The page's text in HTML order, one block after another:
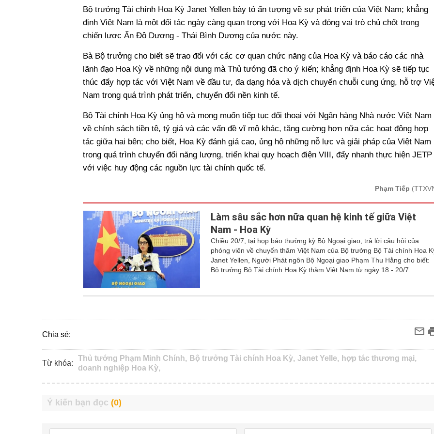
Bộ trưởng Tài chính Hoa Kỳ Janet Yellen bày tỏ ấn tượng về sự phát triển của Việt Nam; khẳng
định Việt Nam là một đối tác ngày càng quan trọng với Hoa Kỳ và đóng vai trò chủ chốt trong
chiến lược Ấn Độ Dương - Thái Bình Dương của nước này.
Bà Bộ trưởng cho biết sẽ trao đổi với các cơ quan chức năng của Hoa Kỳ và báo cáo các nhà
lãnh đạo Hoa Kỳ về những nội dung mà Thủ tướng đã cho ý kiến; khẳng định Hoa Kỳ sẽ tiếp tục
thúc đẩy hợp tác với Việt Nam về đầu tư, đa dạng hóa và dịch chuyển chuỗi cung ứng, hỗ trợ
Nam trong quá trình phát triển, chuyển đổi nền kinh tế.
Bộ Tài chính Hoa Kỳ ủng hộ và mong muốn tiếp tục đối thoại với Ngân hàng Nhà nước Việt Nam
về chính sách tiền tệ, tỷ giá và các vấn đề vĩ mô khác, tăng cường hơn nữa các hoạt động hợp
tác giữa hai bên; cho biết, Hoa Kỳ đánh giá cao, ủng hộ những nỗ lực và giải pháp của Việt Nam
trong quá trình chuyển đổi năng lượng, triển khai quy hoạch điện VIII, đẩy nhanh thực hiện JETP
với việc huy động các nguồn lực tài chính quốc tế.
Phạm Tiếp
Làm sâu sắc hơn nữa quan hệ kinh tế giữa Việt
Nam - Hoa Kỳ
Chiều 20/7, tại họp báo thường kỳ Bộ Ngoại giao, trả lời câu hỏi của
phóng viên về chuyến thăm Việt Nam của Bộ trưởng Bộ Tài chính Hoa
Janet Yellen, Người Phát ngôn Bộ Ngoại giao Phạm Thu Hằng cho biết:
Bộ trưởng Bộ Tài chính Hoa Kỳ thăm Việt Nam từ ngày 18 - 20/7.
Chia sẻ:
Từ khóa:
Thủ tướng Phạm Minh Chính, Bộ trưởng Tài chính Hoa Kỳ, Janet Yelle, hợp tác thương mại,
doanh nghiệp Hoa Kỳ,